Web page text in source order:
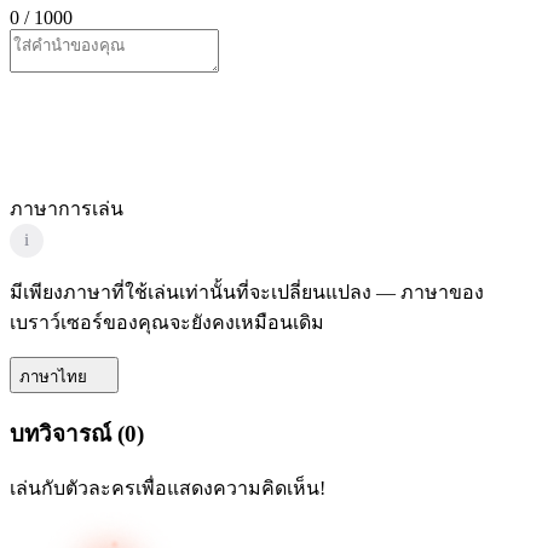
0 / 1000
ภาษาการเล่น
i
มีเพียงภาษาที่ใช้เล่นเท่านั้นที่จะเปลี่ยนแปลง — ภาษาของ
เบราว์เซอร์ของคุณจะยังคงเหมือนเดิม
ภาษาไทย
บทวิจารณ์(0)
เล่นกับตัวละครเพื่อแสดงความคิดเห็น!